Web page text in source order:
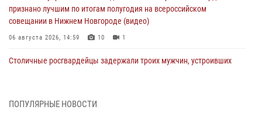
признано лучшим по итогам полугодия на всероссийском
совещании в Нижнем Новгороде (видео)
06 августа 2026, 14:59 10 1
Столичные росгвардейцы задержали троих мужчин, устроивших
ПОПУЛЯРНЫЕ НОВОСТИ